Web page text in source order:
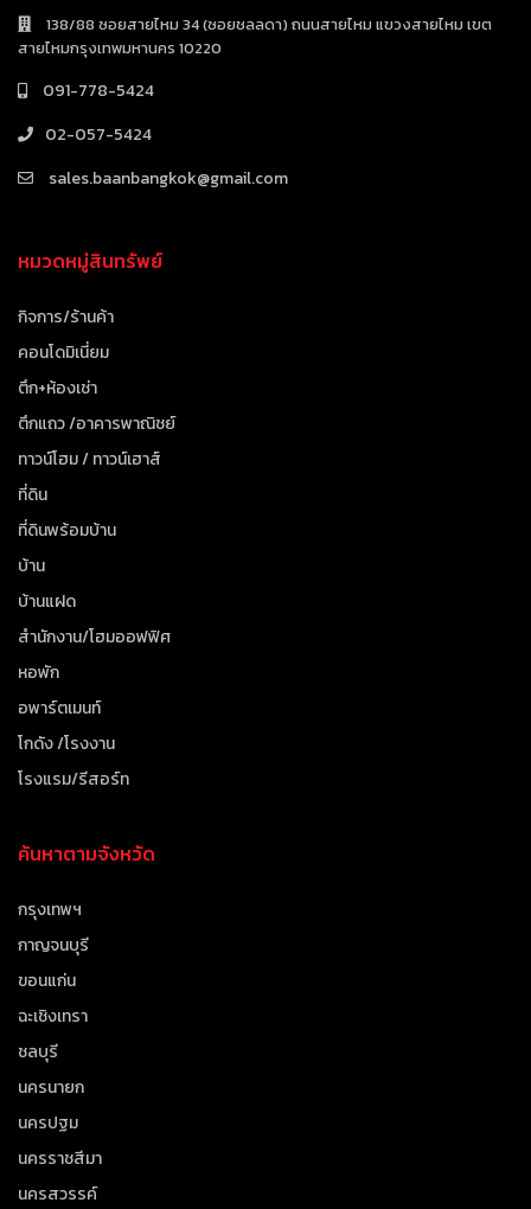
138/88 ซอยสายไหม 34 (ซอยชลลดา) ถนนสายไหม แขวงสายไหม เขต
สายไหมกรุงเทพมหานคร 10220
091-778-5424
02-057-5424
sales.baanbangkok@gmail.com
หมวดหมู่สินทรัพย์
กิจการ/ร้านค้า
คอนโดมิเนี่ยม
ตึก+ห้องเช่า
ตึกแถว /อาคารพาณิชย์
ทาวน์โฮม / ทาวน์เฮาส์
ที่ดิน
ที่ดินพร้อมบ้าน
บ้าน
บ้านแฝด
สำนักงาน/โฮมออฟฟิศ
หอพัก
อพาร์ตเมนท์
โกดัง /โรงงาน
โรงแรม/รีสอร์ท
ค้นหาตามจังหวัด
กรุงเทพฯ
กาญจนบุรี
ขอนแก่น
ฉะเชิงเทรา
ชลบุรี
นครนายก
นครปฐม
นครราชสีมา
นครสวรรค์